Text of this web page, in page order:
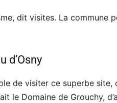
dit visites. La commune
d’Osny
de visiter ce superbe site,
le Domaine de Grouchy,